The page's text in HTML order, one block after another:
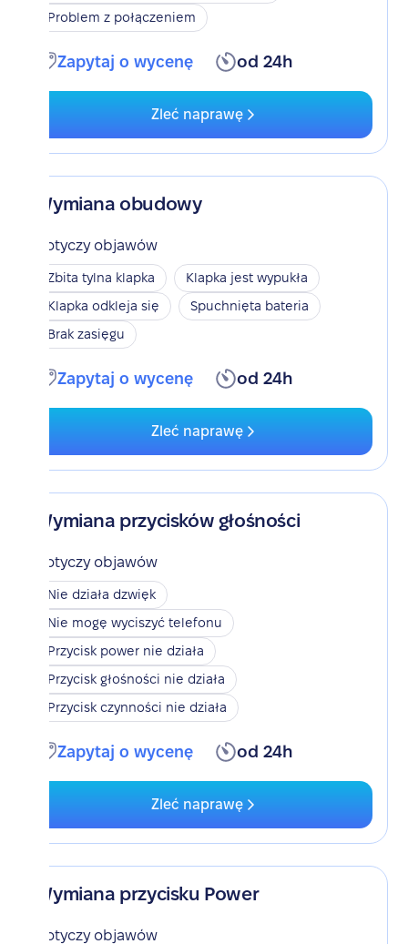
Problem z połączeniem
Zapytaj o wycenę od 24h
Zleć naprawę
Wymiana obudowy
Dotyczy objawów
Zbita tylna klapka
Klapka jest wypukła
Klapka odkleja się
Spuchnięta bateria
Brak zasięgu
Zapytaj o wycenę od 24h
Zleć naprawę
Wymiana przycisków głośności
Dotyczy objawów
Nie działa dzwięk
Nie mogę wyciszyć telefonu
Przycisk power nie działa
Przycisk głośności nie działa
Przycisk czynności nie działa
Zapytaj o wycenę od 24h
Zleć naprawę
Wymiana przycisku Power
Dotyczy objawów